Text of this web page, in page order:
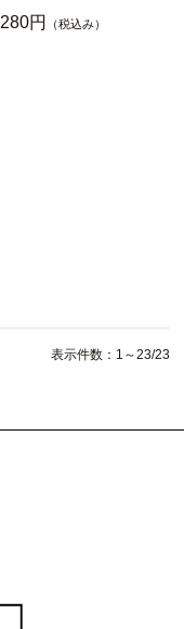
280円
（税込み）
表示件数：1～23/23